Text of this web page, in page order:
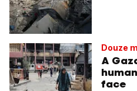
Douze
A
face